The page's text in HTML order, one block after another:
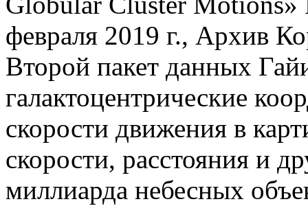
февраля 2019 г., Архив
Второй пакет данных
галактоцентрические
скорости движения в
скорости, расстояния и
миллиарда небесных